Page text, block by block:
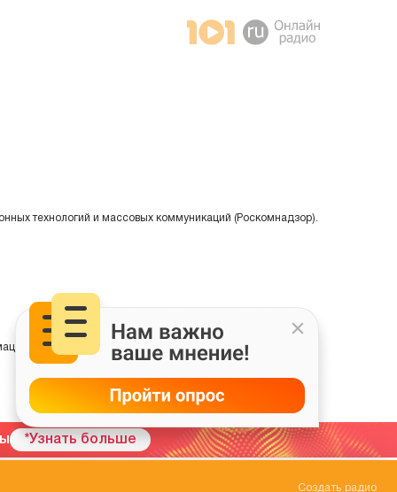
технологий и массовых коммуникаций (Роскомнадзор).
на основе сбора, систематизации и анализа сведений,
*Узнать больше
Создать радио